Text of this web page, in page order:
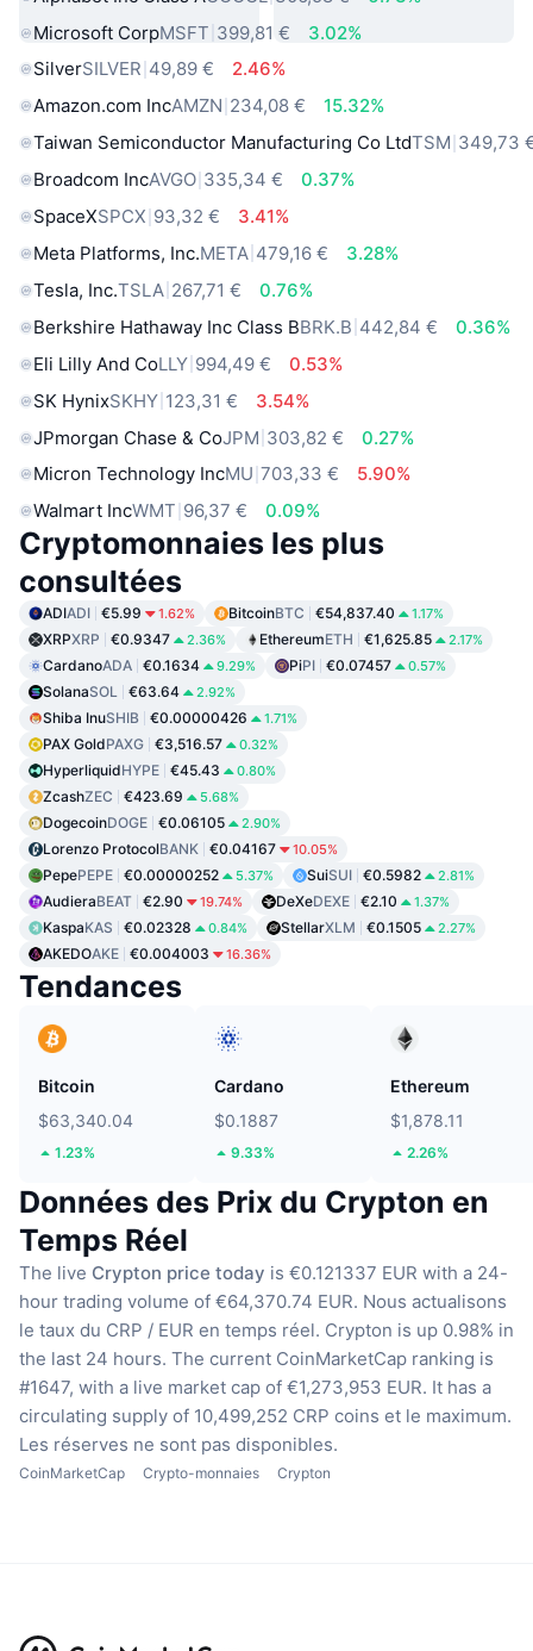
Microsoft CorpMSFT 399,81 €
3.02%
SilverSILVER 49,89 €
2.46%
Amazon.com IncAMZN 234,08 €
15.32%
Taiwan Semiconductor Manufacturing Co LtdTSM 349,73
Broadcom IncAVGO 335,34 €
0.37%
SpaceXSPCX 93,32 €
3.41%
Meta Platforms, Inc.META 479,16 €
3.28%
Tesla, Inc.TSLA 267,71 €
0.76%
Berkshire Hathaway Inc Class BBRK.B 442,84 €
0.36%
Eli Lilly And CoLLY 994,49 €
0.53%
SK HynixSKHY 123,31 €
3.54%
JPmorgan Chase & CoJPM 303,82 €
0.27%
Micron Technology IncMU 703,33 €
5.90%
Walmart IncWMT 96,37 € 0.09%
Cryptomonnaies les plus
consultées
ADIADI €5.99 1.62% BitcoinBTC €54,837.40 1.17%
XRPXRP €0.9347 2.36% EthereumETH €1,625.85 2.17%
CardanoADA €0.1634 9.29% PiPI €0.07457 0.57%
SolanaSOL €63.64 2.92%
Shiba InuSHIB €0.00000426 1.71%
PAX GoldPAXG €3,516.57 0.32%
HyperliquidHYPE €45.43 0.80%
ZcashZEC €423.69 5.68%
DogecoinDOGE €0.06105 2.90%
Lorenzo ProtocolBANK €0.04167 10.05%
PepePEPE €0.00000252 5.37% SuiSUI €0.5982 2.81%
AudieraBEAT €2.90 19.74% DeXeDEXE €2.10 1.37%
KaspaKAS €0.02328 0.84% StellarXLM €0.1505 2.27%
AKEDOAKE €0.004003 16.36%
Tendances
Bitcoin
$63,340.04
1.23%
Cardano
$0.1887
9.33%
Ethereum
$1,878.11
2.26%
Données des Prix du Crypton en
Temps Réel
The live Crypton price today is €0.121337 EUR with a 24-
hour trading volume of €64,370.74 EUR. Nous actualisons
le taux du CRP / EUR en temps réel. Crypton is up 0.98% in
the last 24 hours. The current CoinMarketCap ranking is
#1647, with a live market cap of €1,273,953 EUR. It has a
circulating supply of 10,499,252 CRP coins et le maximum.
Les réserves ne sont pas disponibles.
CoinMarketCap Crypto-monnaies Crypton